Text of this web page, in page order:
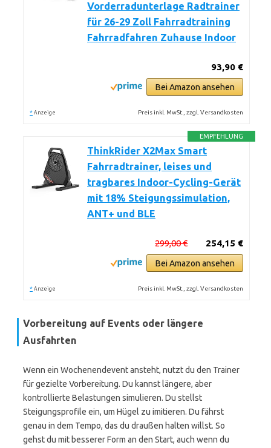
Vorderradunterlage Radtrainer
für 26-29 Zoll Fahrradtraining
Fahrradfahren Zuhause Indoor
93,90 €
Bei Amazon ansehen
* Anzeige Preis inkl. MwSt., zzgl. Versandkosten
EMPFEHLUNG
ThinkRider X2Max Smart
Fahrradtrainer, leises und
tragbares Indoor-Cycling-Gerät
mit 18% Steigungssimulation,
ANT+ und BLE
254,15 €
299,00 €
Bei Amazon ansehen
* Anzeige Preis inkl. MwSt., zzgl. Versandkosten
Vorbereitung auf Events oder längere
Ausfahrten
Wenn ein Wochenendevent ansteht, nutzt du den Trainer
für gezielte Vorbereitung. Du kannst längere, aber
kontrollierte Belastungen simulieren. Du stellst
Steigungsprofile ein, um Hügel zu imitieren. Du fährst
genau in dem Tempo, das du draußen halten willst. So
gehst du mit besserer Form an den Start, auch wenn du